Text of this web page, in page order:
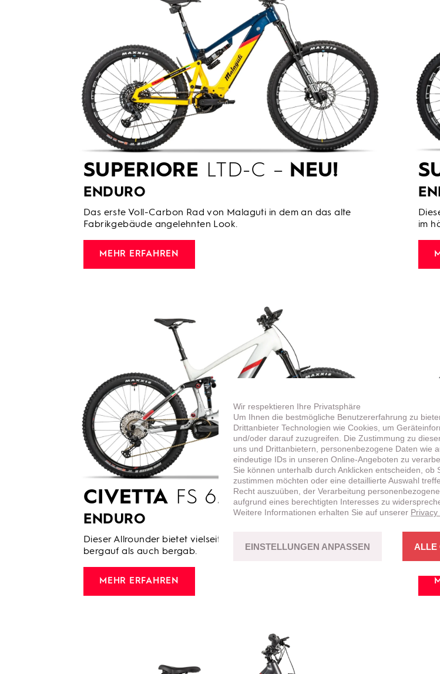
SUPERIORE LTD-C – NEU!
ENDURO
Das erste Voll-Carbon Rad von Malaguti in dem an das alte
Fabrikgebäude angelehnten Look.
MEHR ERFAHREN
im
CIVETTA FS 6.2 –NEU!
ENDURO
Dieser Allrounder bietet vielseitige Unterstützung sowohl
bergauf als auch bergab.
MEHR ERFAHREN
Wir respektieren Ihre Privatsphäre
Um Ihnen die bestmögliche Benutzererfahrung zu
Drittanbieter Technologien wie Cookies, um
und/oder darauf zuzugreifen. Die Zustimmung zu
uns und Drittanbietern, personenbezogene Daten wie
eindeutige IDs in unseren Online-Angeboten zu
Sie können unterhalb durch Anklicken entscheiden, ob
zustimmen möchten oder eine detaillierte Auswahl
Recht auszuüben, der Verarbeitung
aufgrund eines berechtigten Interesses zu
Weitere Informationen erhalten Sie auf unserer Privacy
EINSTELLUNGEN ANPASSEN ALLE